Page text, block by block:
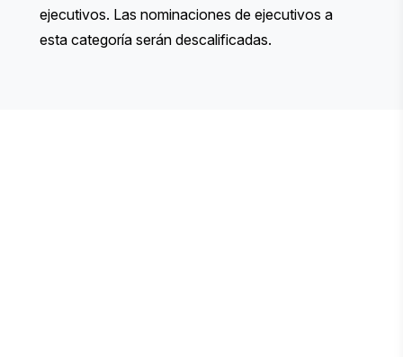
ejecutivos. Las nominaciones de ejecutivos a
esta categoría serán descalificadas.